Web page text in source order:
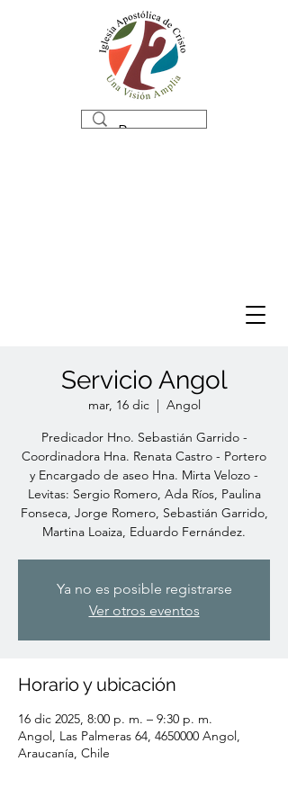
Servicio Angol
mar, 16 dic
  |
Angol
Predicador Hno. Sebastián Garrido -
Coordinadora Hna. Renata Castro - Portero
y Encargado de aseo Hna. Mirta Velozo -
Levitas: Sergio Romero, Ada Ríos, Paulina
Fonseca, Jorge Romero, Sebastián Garrido,
Martina Loaiza, Eduardo Fernández.
Ya no es posible registrarse
Ver otros eventos
Horario y ubicación
16 dic 2025, 8:00 p. m. – 9:30 p. m.
Angol, Las Palmeras 64, 4650000 Angol,
Araucanía, Chile